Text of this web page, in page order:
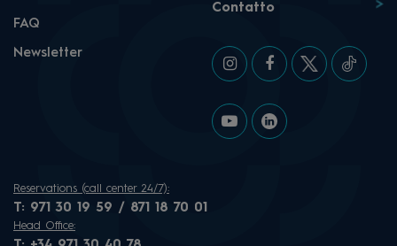
FAQ
Newsletter
Contatto
Reservations (call center 24/7):
T: 971 30 19 59 / 871 18 70 01
Head Office: